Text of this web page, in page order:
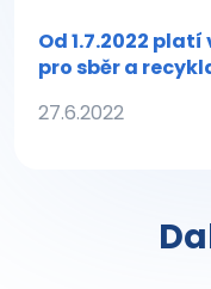
Od 1.7.2022
pro sběr a
27.6.2022